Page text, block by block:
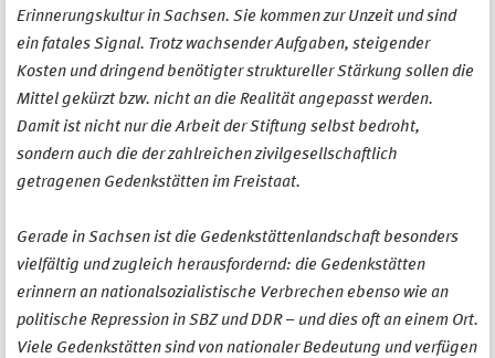
Erinnerungskultur in Sachsen. Sie kommen zur Unzeit und sind
ein fatales Signal. Trotz wachsender Aufgaben, steigender
Kosten und dringend benötigter struktureller Stärkung sollen die
Mittel gekürzt bzw. nicht an die Realität angepasst werden.
Damit ist nicht nur die Arbeit der Stiftung selbst bedroht,
sondern auch die der zahlreichen zivilgesellschaftlich
getragenen Gedenkstätten im Freistaat.
Gerade in Sachsen ist die Gedenkstättenlandschaft besonders
vielfältig und zugleich herausfordernd: die Gedenkstätten
erinnern an nationalsozialistische Verbrechen ebenso wie an
politische Repression in SBZ und DDR – und dies oft an einem Ort.
Viele Gedenkstätten sind von nationaler Bedeutung und verfügen